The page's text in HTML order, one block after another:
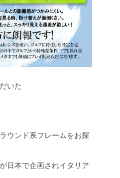
いた
ウンド系フレームをお探
日本で企画されイタリア